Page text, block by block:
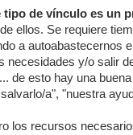
de vínculo es un
ellos. Se requiere
a autoabastecernos
necesidades y/o salir
de esto hay una
a", "nuestra
los recursos